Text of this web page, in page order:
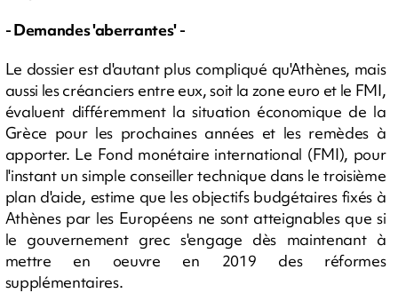
- Demandes 'aberrantes' -
Le dossier est d'autant plus compliqué qu'Athènes, mais
aussi les créanciers entre eux, soit la zone euro et le FMI,
évaluent différemment la situation économique de la
Grèce pour les prochaines années et les remèdes à
apporter. Le Fond monétaire international (FMI), pour
l'instant un simple conseiller technique dans le troisième
plan d'aide, estime que les objectifs budgétaires fixés à
Athènes par les Européens ne sont atteignables que si
le gouvernement grec s'engage dès maintenant à
mettre en oeuvre en 2019 des réformes
supplémentaires.